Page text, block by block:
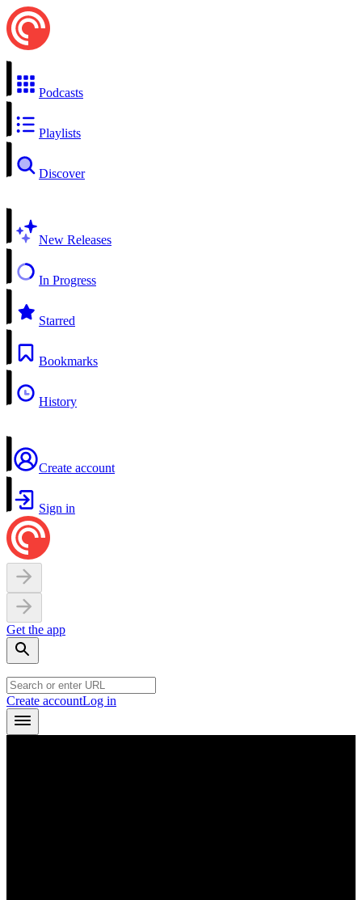
Podcasts
Playlists
Discover
New Releases
In Progress
Starred
Bookmarks
History
Create account
Sign in
Get the app
Create accountLog in